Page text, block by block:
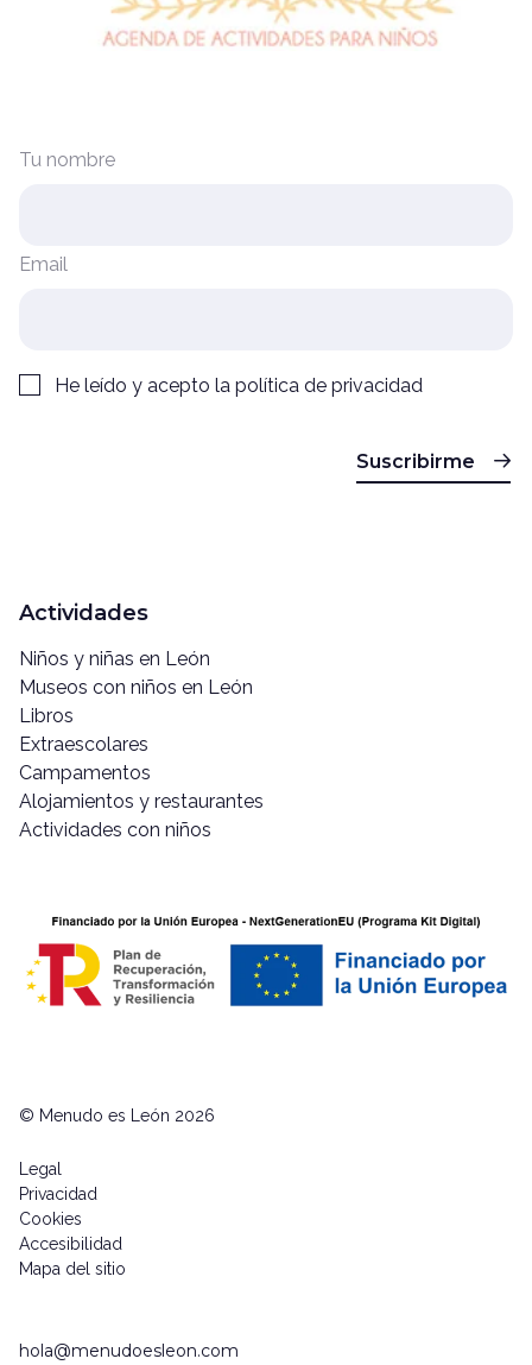
Tu nombre
Email
He leído y acepto la política de privacidad
Suscribirme
Actividades
Niños y niñas en León
Museos con niños en León
Libros
Extraescolares
Campamentos
Alojamientos y restaurantes
Actividades con niños
© Menudo es León 2026
Legal
Privacidad
Cookies
Accesibilidad
Mapa del sitio
hola@menudoesleon.com